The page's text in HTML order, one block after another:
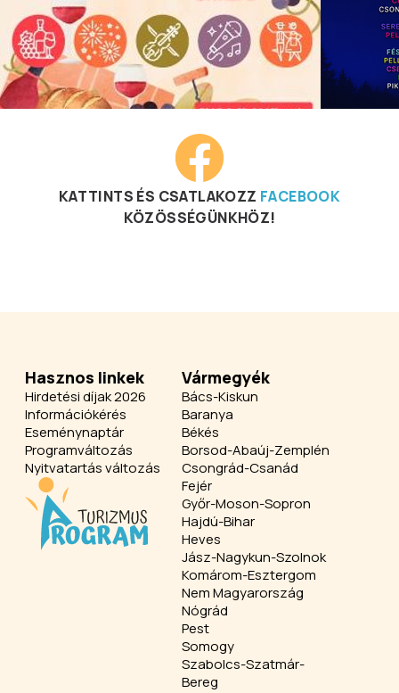
KATTINTS ÉS CSATLAKOZZ FACEBOOK
KÖZÖSSÉGÜNKHÖZ!
Hasznos linkek
Hirdetési díjak 2026
Információkérés
Eseménynaptár
Programváltozás
Nyitvatartás változás
Vármegyék
Bács-Kiskun
Baranya
Békés
Borsod-Abaúj-Zemplén
Csongrád-Csanád
Fejér
Győr-Moson-Sopron
Hajdú-Bihar
Heves
Jász-Nagykun-Szolnok
Komárom-Esztergom
Nem Magyarország
Nógrád
Pest
Somogy
Szabolcs-Szatmár-
Bereg